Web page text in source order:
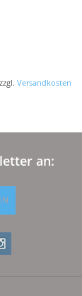
zzgl. Versandkosten
an: